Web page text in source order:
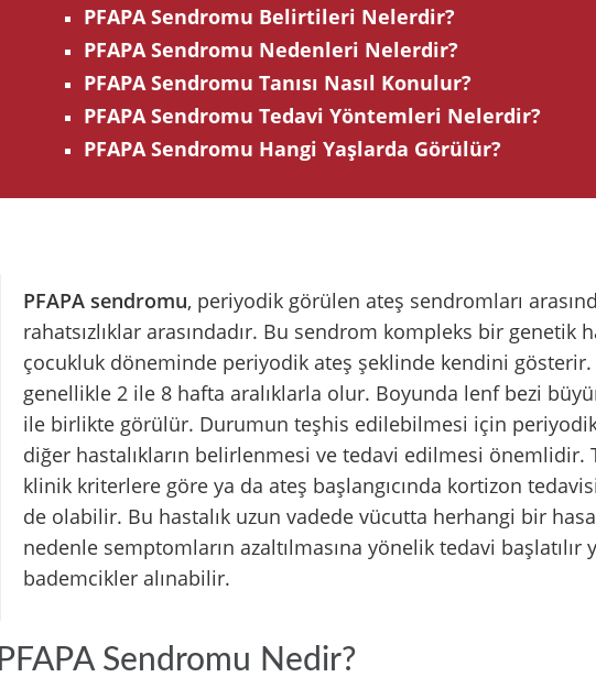
PFAPA Sendromu Belirtileri Nelerdir?
PFAPA Sendromu Nedenleri Nelerdir?
PFAPA Sendromu Tanısı Nasıl Konulur?
PFAPA Sendromu Tedavi Yöntemleri Nelerdir?
PFAPA Sendromu Hangi Yaşlarda Görülür?
PFAPA sendromu, periyodik görülen ateş sendromları
rahatsızlıklar arasındadır. Bu sendrom kompleks bir genetik
çocukluk döneminde periyodik ateş şeklinde kendini
genellikle 2 ile 8 hafta aralıklarla olur. Boyunda lenf bezi
ile birlikte görülür. Durumun teşhis edilebilmesi için
diğer hastalıkların belirlenmesi ve tedavi edilmesi önemlidir.
klinik kriterlere göre ya da ateş başlangıcında kortizon
de olabilir. Bu hastalık uzun vadede vücutta herhangi bir
nedenle semptomların azaltılmasına yönelik tedavi başlatılır
bademcikler alınabilir.
PFAPA Sendromu Nedir?